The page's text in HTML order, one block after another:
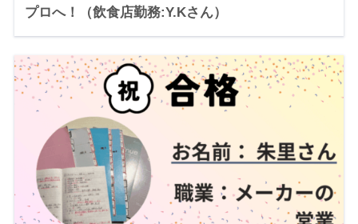
プロへ！（飲食店勤務:Y.Kさん）